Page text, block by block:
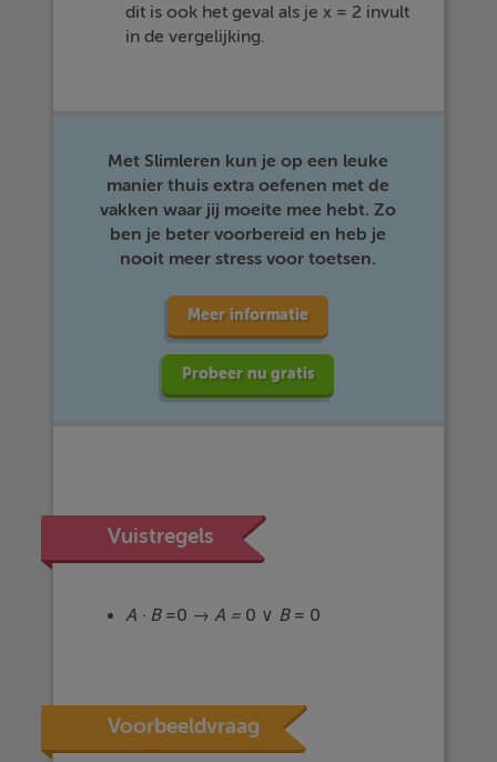
dit is ook het geval als je x = 2 invult
in de vergelijking.
Met Slimleren kun je op een leuke
manier thuis extra oefenen met de
vakken waar jij moeite mee hebt. Zo
ben je beter voorbereid en heb je
nooit meer stress voor toetsen.
Meer informatie
Probeer nu gratis
Vuistregels
A · B =0 →A = 0 ∨ B = 0
Voorbeeldvraag